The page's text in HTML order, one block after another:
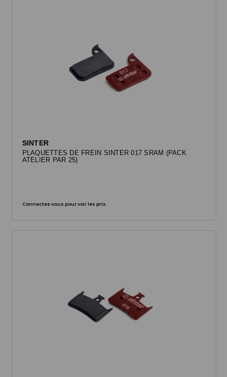
SINTER
PLAQUETTES DE FREIN SINTER 017 SRAM (PACK
ATELIER PAR 25)
Connectez-vous pour voir les prix.